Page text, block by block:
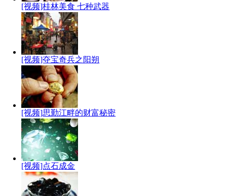
[视频]桂林美食 七种武器
[视频]夺宝奇兵之阳朔
[视频]思勤江畔的财富秘密
[视频]点石成金